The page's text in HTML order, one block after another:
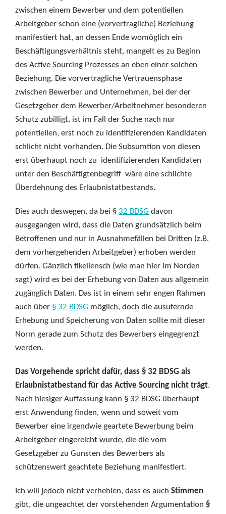
zwischen einem Bewerber und dem potentiellen
Arbeitgeber schon eine (vorvertragliche) Beziehung
manifestiert hat, an dessen Ende womöglich ein
Beschäftigungsverhältnis steht, mangelt es zu Beginn
des Active Sourcing Prozesses an eben einer solchen
Beziehung. Die vorvertragliche Vertrauensphase
zwischen Bewerber und Unternehmen, bei der der
Gesetzgeber dem Bewerber/Arbeitnehmer besonderen
Schutz zubilligt, ist im Fall der Suche nach nur
potentiellen, erst noch zu identifizierenden Kandidaten
schlicht nicht vorhanden. Die Subsumtion von diesen
erst überhaupt noch zu identifizierenden Kandidaten
unter den Beschäftigtenbegriff wäre eine schlichte
Überdehnung des Erlaubnistatbestands.
Dies auch deswegen, da bei § 32 BDSG davon
ausgegangen wird, dass die Daten grundsätzlich beim
Betroffenen und nur in Ausnahmefällen bei Dritten (z.B.
dem vorhergehenden Arbeitgeber) erhoben werden
dürfen. Gänzlich fikeliensch (wie man hier im Norden
sagt) wird es bei der Erhebung von Daten aus allgemein
zugänglich Daten. Das ist in einem sehr engen Rahmen
auch über § 32 BDSG möglich, doch die ausufernde
Erhebung und Speicherung von Daten sollte mit dieser
Norm gerade zum Schutz des Bewerbers eingegrenzt
werden.
Das Vorgehende spricht dafür, dass § 32 BDSG als
Erlaubnistatbestand für das Active Sourcing nicht trägt.
Nach hiesiger Auffassung kann § 32 BDSG überhaupt
erst Anwendung finden, wenn und soweit vom
Bewerber eine irgendwie geartete Bewerbung beim
Arbeitgeber eingereicht wurde, die die vom
Gesetzgeber zu Gunsten des Bewerbers als
schützenswert geachtete Beziehung manifestiert.
Ich will jedoch nicht verhehlen, dass es auch Stimmen
gibt, die ungeachtet der vorstehenden Argumentation §